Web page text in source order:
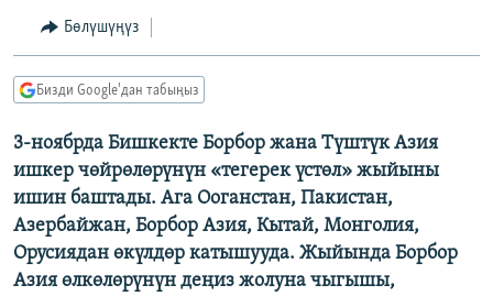
МАДАНИЯТ
ТВ ПРОГРАММАЛАР
ЭКСПЕРТТЕР ТАЛДАЙТ
БИЗ ЖАНА ДҮЙНӨ
ДАНИСТЕ
ЭЖЕ-СИҢДИЛЕР
АЗАТТЫК+
ӨЗГӨЧӨ ПИКИР
Русский
ОНЛАЙН ШЕРИНЕ
Бөлүшүңүз
Бизди Google'дан табыңыз
3-ноябрда Бишкекте Борбор жана Түштүк Азия
ишкер чөйрөлөрүнүн «тегерек үстөл» жыйыны
ишин баштады. Ага Ооганстан, Пакистан,
Азербайжан, Борбор Азия, Кытай, Монголия,
Орусиядан өкүлдөр катышууда. Жыйында Борбор
Азия өлкөлөрүнүн деңиз жолуна чыгышы,